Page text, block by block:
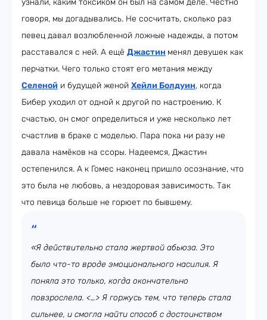
узнали, каким токсиком он был на самом деле. Честно
говоря, мы догадывались. Не сосчитать, сколько раз
певец давал возлюбленной ложные надежды, а потом
расставался с ней. А ещё Джастин менял девушек как
перчатки. Чего только стоят его метания между
Селеной и будущей женой Хейли Болдуин, когда
Бибер уходил от одной к другой по настроению. К
счастью, он смог определиться и уже несколько лет
счастлив в браке с моделью. Пара пока ни разу не
давала намёков на ссоры. Надеемся, Джастин
остепенился. А к Гомес наконец пришло осознание, что
это была не любовь, а нездоровая зависимость. Так
что певица больше не горюет по бывшему.
«Я действительно стала жертвой абьюза. Это
было что-то вроде эмоционального насилия. Я
поняла это только, когда окончательно
повзрослела. <…> Я горжусь тем, что теперь стала
сильнее, и смогла найти способ с достоинством